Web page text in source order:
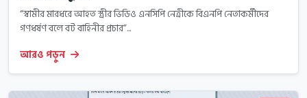
“স্বামীর মারধরে আহত স্ত্রীর ভিডিও এনসিপি নেত্রীকে বিএনপি নেতাকর্মীদের
গণধর্ষণ বলে বট বাহিনীর প্রচার”...
আরও পড়ুন